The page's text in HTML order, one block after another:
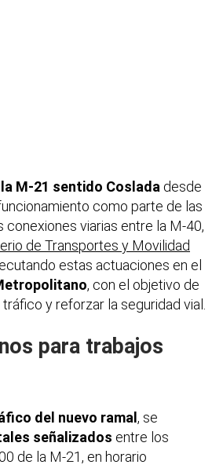
M-21 sentido Coslada desde
como parte de las
conexiones viarias entre la M-40,
de Transportes y Movilidad
estas actuaciones en el
, con el objetivo de
y reforzar la seguridad vial.
para trabajos
del nuevo ramal , se
señalizados entre los
de la M-21, en horario